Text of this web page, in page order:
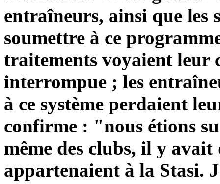
entraîneurs, ainsi que les
soumettre à ce
traitements voyaient leur
interrompue ; les
à ce système perdaient
confirme : "nous étions
même des clubs, il y
appartenaient à la Stasi.